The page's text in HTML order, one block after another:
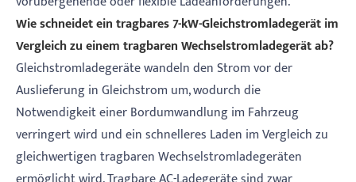
Wie schneidet ein tragbares 7-kW-Gleichstromladegerät im
Vergleich zu einem tragbaren Wechselstromladegerät ab?
Gleichstromladegeräte wandeln den Strom vor der
Auslieferung in Gleichstrom um, wodurch die
Notwendigkeit einer Bordumwandlung im Fahrzeug
verringert wird und ein schnelleres Laden im Vergleich zu
gleichwertigen tragbaren Wechselstromladegeräten